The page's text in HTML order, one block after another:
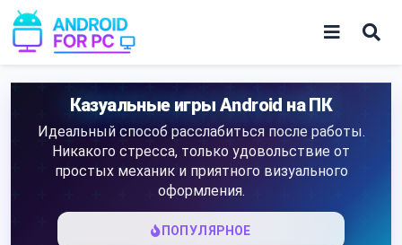
Skip
to
content
Игры
Приложения
Казуальные игры Android на ПК
Идеальный способ расслабиться после работы.
Никакого стресса, только удовольствие от
простых механик и приятного визуального
оформления.
ПОПУЛЯРНОЕ